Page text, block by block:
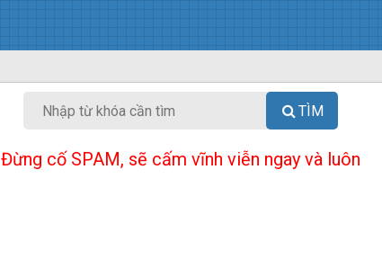
TÌM
Đừng cố SPAM, sẽ cấm vĩnh viễn ngay và luôn